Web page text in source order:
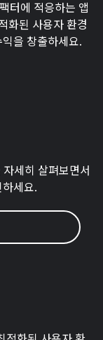
터에 적응하는 앱
화된 사용자 환경
을 창출하세요.
세히 살펴보면서
세요.